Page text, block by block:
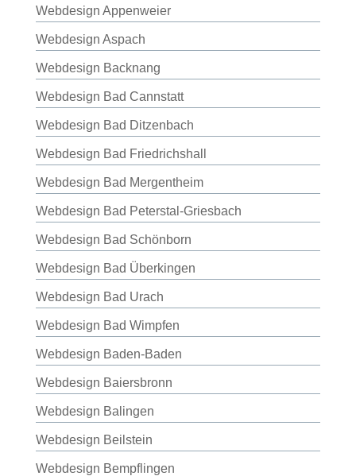
Webdesign Appenweier
Webdesign Aspach
Webdesign Backnang
Webdesign Bad Cannstatt
Webdesign Bad Ditzenbach
Webdesign Bad Friedrichshall
Webdesign Bad Mergentheim
Webdesign Bad Peterstal-Griesbach
Webdesign Bad Schönborn
Webdesign Bad Überkingen
Webdesign Bad Urach
Webdesign Bad Wimpfen
Webdesign Baden-Baden
Webdesign Baiersbronn
Webdesign Balingen
Webdesign Beilstein
Webdesign Bempflingen